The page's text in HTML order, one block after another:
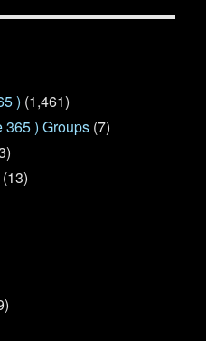
) (1,461)
365 ) Groups (7)
(13)